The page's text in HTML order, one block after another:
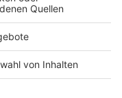
mit
App-Nutzung